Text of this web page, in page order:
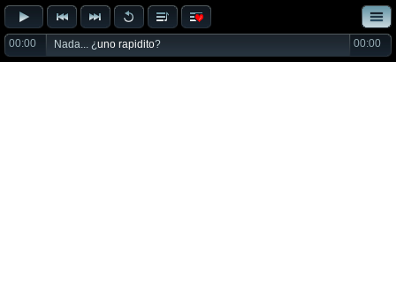
00:00 Nada... ¿uno rapidito? 00:00